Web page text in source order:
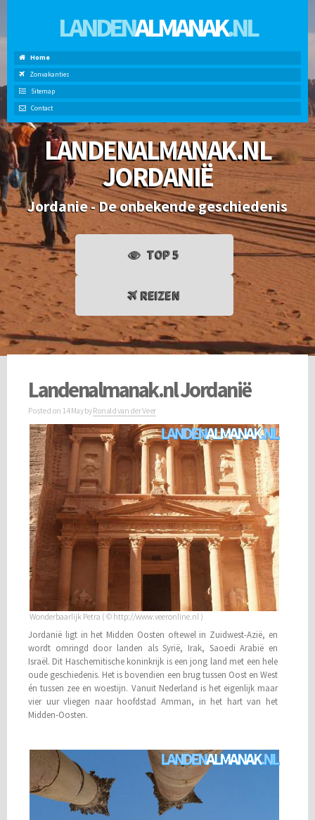
LANDENALMANAK.NL
Home
Zonvakanties
Sitemap
Contact
LANDENALMANAK.NL
JORDANIË
Jordanie - De onbekende geschiedenis
TOP 5
REIZEN
Landenalmanak.nl Jordanië
Posted on 14 MaybyRonald van der Veer
Wonderbaarlijk Petra ( © http://www.veeronline.nl )
Jordanië ligt in het Midden Oosten oftewel in Zuidwest-Azië, en
wordt omringd door landen als Syrië, Irak, Saoedi Arabië en
Israël. Dit Haschemitische koninkrijk is een jong land met een hele
oude geschiedenis. Het is bovendien een brug tussen Oost en West
én tussen zee en woestijn. Vanuit Nederland is het eigenlijk maar
vier uur vliegen naar hoofdstad Amman, in het hart van het
Midden-Oosten.